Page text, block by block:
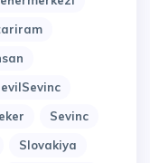
Sevinc
Slovakiya